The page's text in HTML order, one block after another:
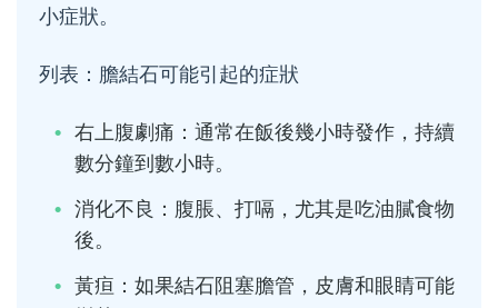
小症狀。
列表：膽結石可能引起的症狀
右上腹劇痛：通常在飯後幾小時發作，持續
數分鐘到數小時。
消化不良：腹脹、打嗝，尤其是吃油膩食物
後。
黃疸：如果結石阻塞膽管，皮膚和眼睛可能